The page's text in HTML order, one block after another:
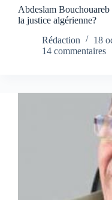
Abdeslam
la justice algérienne?
Rédaction
18
14 commentaires